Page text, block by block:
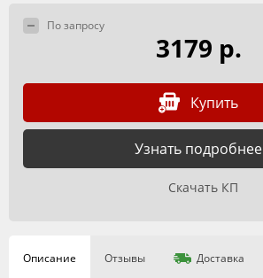
По запросу
3179 р.
Купить
Узнать подробнее
Скачать КП
Описание Отзывы Доставка